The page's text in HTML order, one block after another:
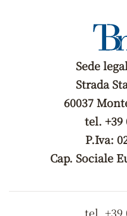
Sede
Strada
60037
tel. +39
P.Iva:
Cap. Sociale
tel. +39